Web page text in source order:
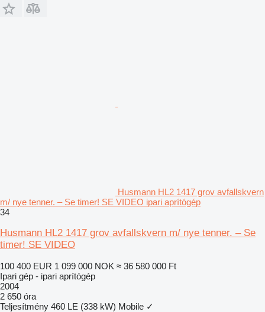
Husmann HL2 1417 grov avfallskvern
m/ nye tenner. – Se timer! SE VIDEO ipari aprítógép
34
Husmann HL2 1417 grov avfallskvern m/ nye tenner. – Se
timer! SE VIDEO
100 400 EUR 1 099 000 NOK ≈ 36 580 000 Ft
Ipari gép - ipari aprítógép
2004
2 650 óra
Teljesítmény 460 LE (338 kW) Mobile ✓